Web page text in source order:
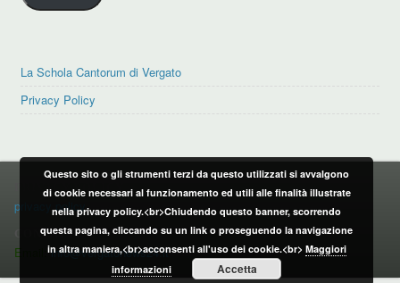
La Schola Cantorum di Vergato
Privacy Policy
PRIVACY POLICY
privacy policy
CONTATTI:
Email:info@vergatonews24.it
Questo sito o gli strumenti terzi da questo utilizzati si avvalgono
di cookie necessari al funzionamento ed utili alle finalità illustrate
nella privacy policy.<br>Chiudendo questo banner, scorrendo
questa pagina, cliccando su un link o proseguendo la navigazione
in altra maniera,<br>acconsenti all'uso dei cookie.<br> Maggiori
informazioni
Accetta